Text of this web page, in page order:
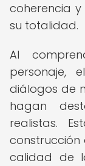
coherencia
su totalidad.
Al
personaje,
diálogos de
hagan
realistas.
construcción
calidad de